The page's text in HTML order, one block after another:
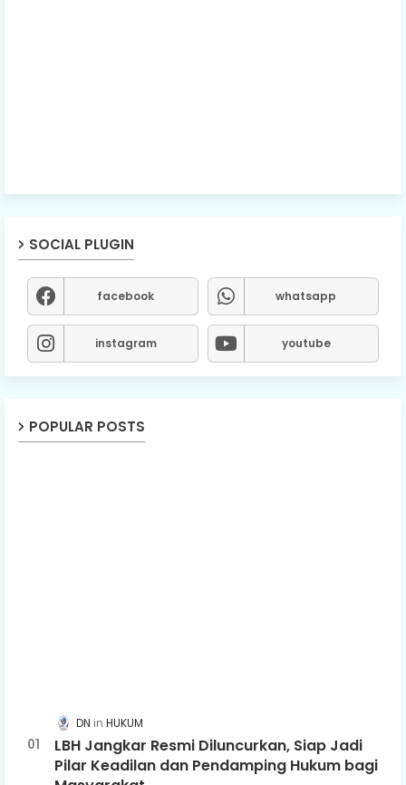
SOCIAL PLUGIN
facebook whatsapp
instagram youtube
POPULAR POSTS
DN HUKUM
LBH Jangkar Resmi Diluncurkan, Siap Jadi
Pilar Keadilan dan Pendamping Hukum bagi